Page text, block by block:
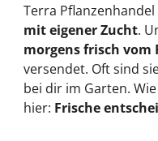
Terra
mit eigener Zucht.
morgens frisch vom
versendet. Oft sind
bei dir im Garten.
hier: Frische